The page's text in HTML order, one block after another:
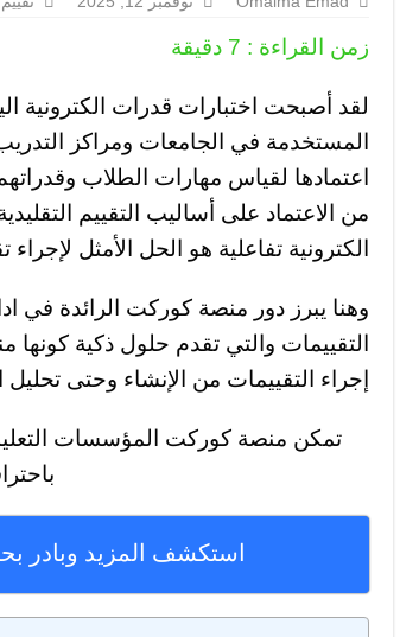
زمن القراءة : 7 دقيقة
لقد أصبحت اختبارات قدرات الكترونية
المستخدمة في الجامعات ومراكز
اعتمادها لقياس مهارات الطلاب
من الاعتماد على أساليب التقييم
الكترونية تفاعلية هو الحل الأمثل لإجراء
وهنا يبرز دور منصة كوركت الرائدة في
التقييمات والتي تقدم حلول ذكية كونها
إجراء التقييمات من الإنشاء وحتى تحليل
تمكن منصة كوركت المؤسسات
استكشف المزيد وبادر